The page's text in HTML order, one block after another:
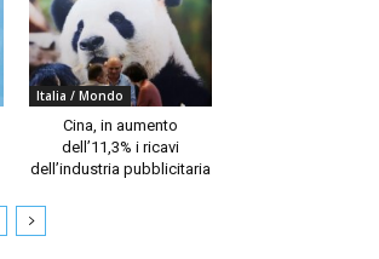
Italia / Mondo
Cina, in aumento
dell’11,3% i ricavi
dell’industria pubblicitaria